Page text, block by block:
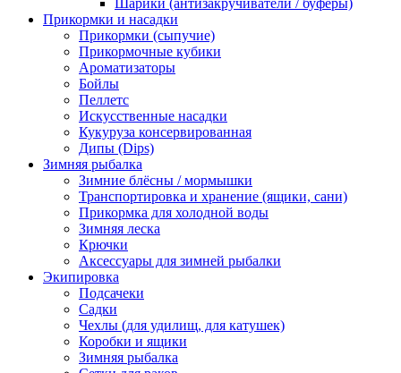
Прикормки и насадки
Прикормки (сыпучие)
Прикормочные кубики
Ароматизаторы
Бойлы
Пеллетс
Искусственные насадки
Кукуруза консервированная
Дипы (Dips)
Зимняя рыбалка
Зимние блёсны / мормышки
Транспортировка и хранение (ящики, сани)
Прикормка для холодной воды
Зимняя леска
Крючки
Аксессуары для зимней рыбалки
Экипировка
Подсачеки
Садки
Чехлы (для удилищ, для катушек)
Коробки и ящики
Зимняя рыбалка